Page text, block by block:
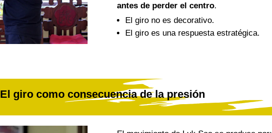
antes de perder el centro.
El giro no es decorativo.
El giro es una respuesta estratégica.
El giro como consecuencia de la presión